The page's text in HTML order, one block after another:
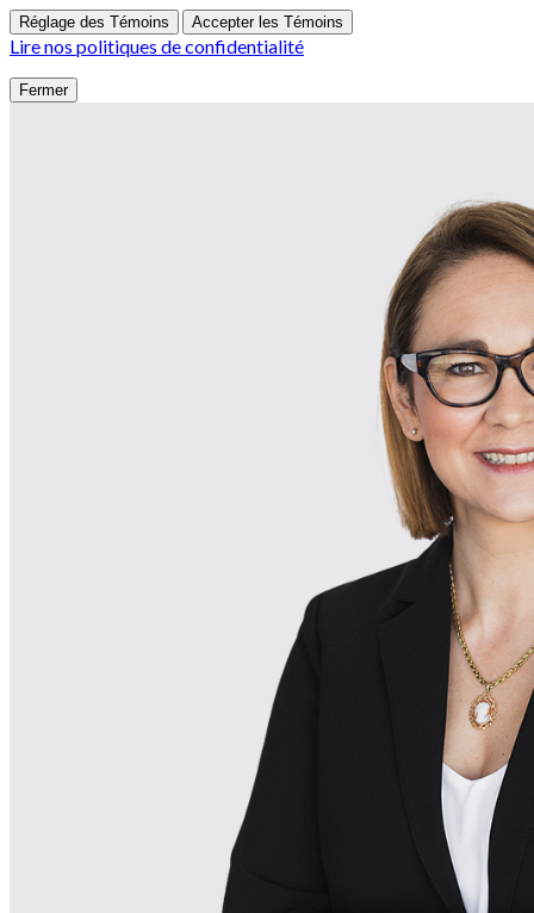
Réglage des Témoins Accepter les Témoins
Lire nos politiques de confidentialité
Fermer